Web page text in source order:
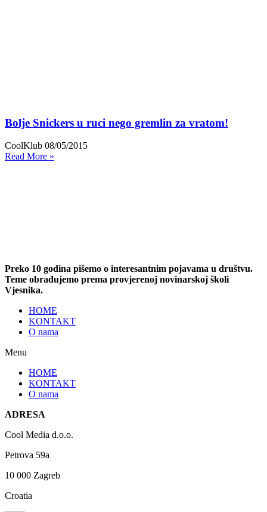
Bolje Snickers u ruci nego gremlin za vratom!
CoolKlub 08/05/2015
Read More »
Preko 10 godina pišemo o interesantnim pojavama u društvu.
Teme obrađujemo prema provjerenoj novinarskoj školi
Vjesnika.
HOME
KONTAKT
O nama
Menu
HOME
KONTAKT
O nama
ADRESA
Cool Media d.o.o.
Petrova 59a
10 000 Zagreb
Croatia